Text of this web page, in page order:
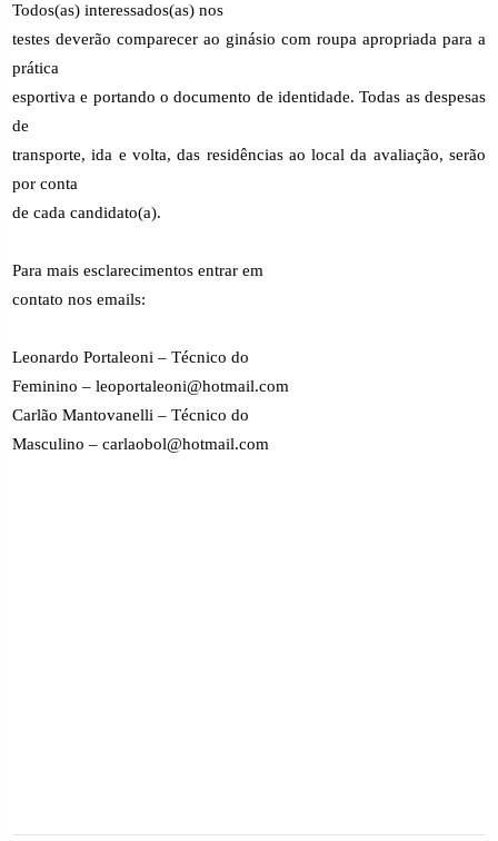
Todos(as) interessados(as) nos
testes deverão comparecer ao ginásio com roupa apropriada para a
prática
esportiva e portando o documento de identidade. Todas as despesas
de
transporte, ida e volta, das residências ao local da avaliação, serão
por conta
de cada candidato(a).
Para mais esclarecimentos entrar em
contato nos emails:
Leonardo Portaleoni – Técnico do
Feminino – leoportaleoni@hotmail.com
Carlão Mantovanelli – Técnico do
Masculino – carlaobol@hotmail.com